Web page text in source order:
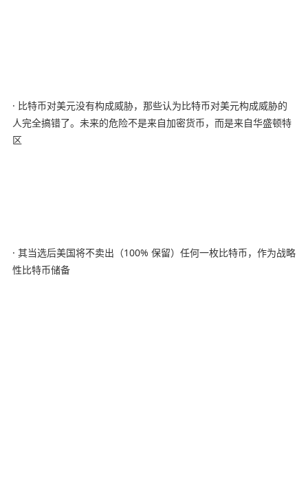
· 比特币对美元没有构成威胁，那些认为比特币对美元构成威胁的
人完全搞错了。未来的危险不是来自加密货币，而是来自华盛顿特
区
· 其当选后美国将不卖出（100% 保留）任何一枚比特币，作为战略
性比特币储备